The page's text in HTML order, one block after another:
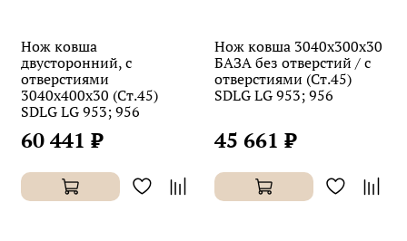
Нож ковша
двусторонний, с
отверстиями
3040х400х30 (Ст.45)
SDLG LG 953; 956
60 441 ₽
Нож ковша 3040х300х30
БАЗА без отверстий / с
отверстиями (Ст.45)
SDLG LG 953; 956
45 661 ₽